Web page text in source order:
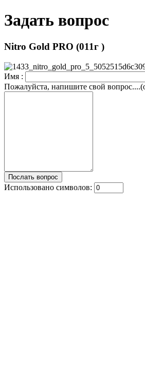
Задать вопрос
Nitro Gold PRO (011г )
Имя :
Пожалуйста, напишите свой
Использовано символов: